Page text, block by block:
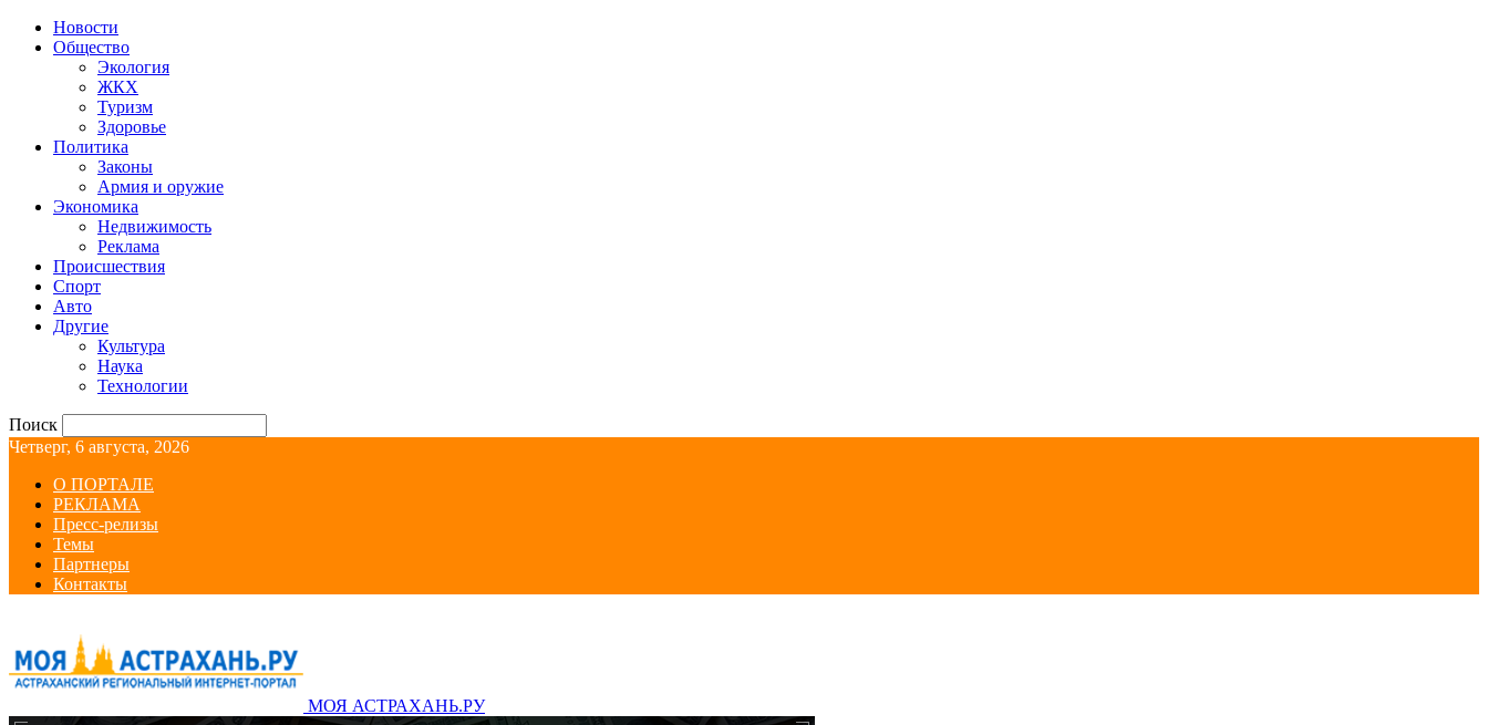
Новости
Общество
Экология
ЖКХ
Туризм
Здоровье
Политика
Законы
Армия и оружие
Экономика
Недвижимость
Реклама
Происшествия
Спорт
Авто
Другие
Культура
Наука
Технологии
Поиск
Четверг, 6 августа, 2026
О ПОРТАЛЕ
РЕКЛАМА
Пресс-релизы
Темы
Партнеры
Контакты
МОЯ АСТРАХАНЬ.РУ